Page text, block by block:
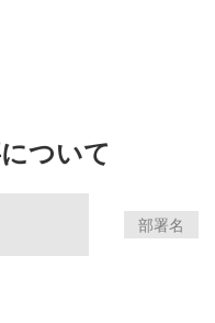
ついて
部署名